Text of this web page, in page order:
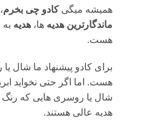
همیشه میگیکادو چی بخرم
ماندگارترین هدیه ها، هدیه
هست.
برای کادو پیشنهاد ما شال
هست. اما اگر حتی نخواید
شال یا روسری هایی که رنگ
هدیه عالی هستند.